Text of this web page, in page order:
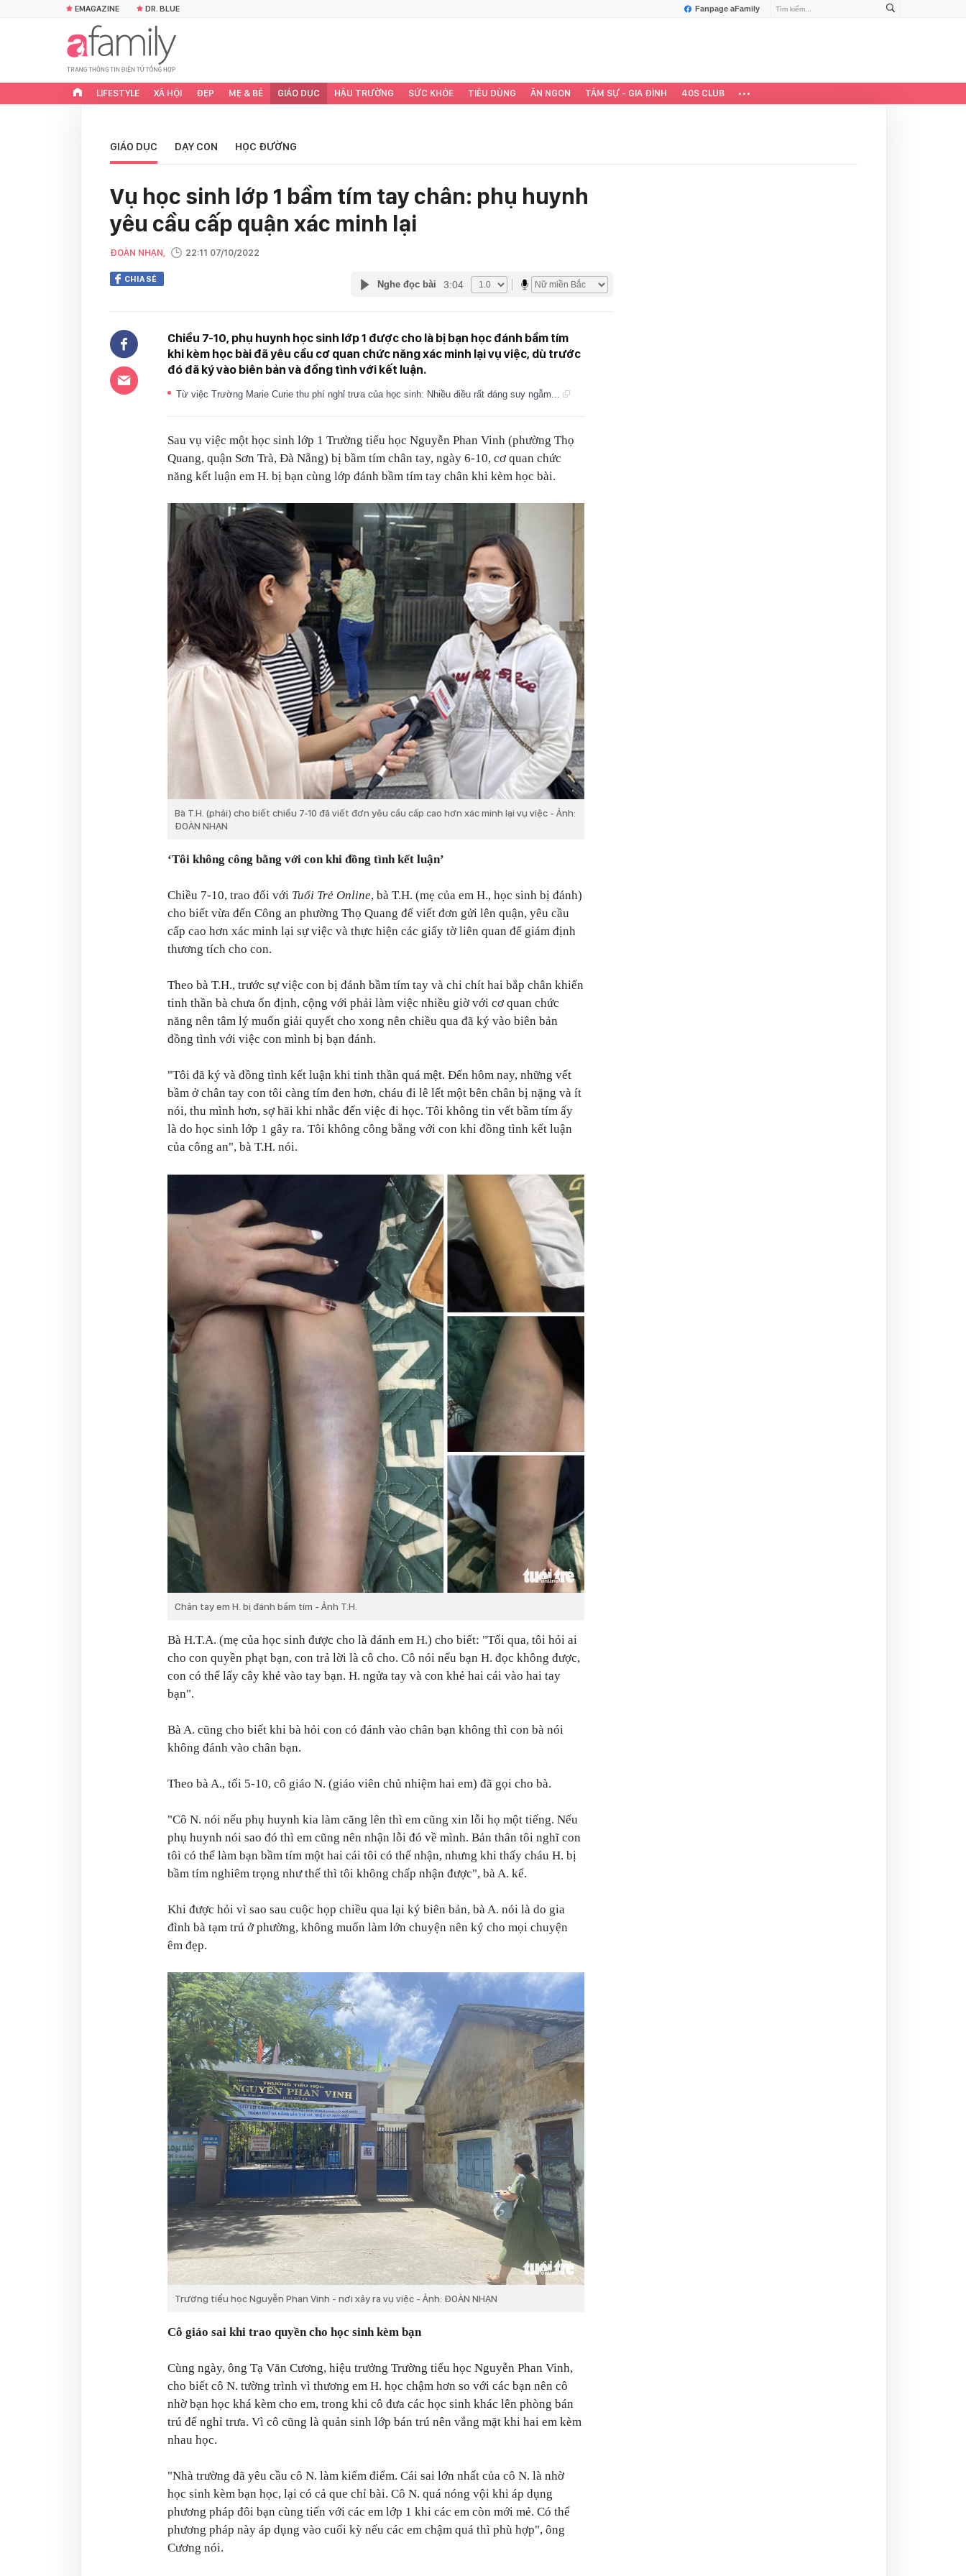
Fanpage aFamily
EMAGAZINE DR. BLUE
LIFESTYLE XÃ HỘI ĐẸP MẸ & BÉ GIÁO DỤC HẬU TRƯỜNG SỨC KHỎE TIÊU DÙNG ĂN NGON TÂM SỰ - GIA ĐÌNH 40S CLUB
GIÁO DỤC DẠY CON HỌC ĐƯỜNG
Vụ học sinh lớp 1 bầm tím tay chân: phụ huynh
yêu cầu cấp quận xác minh lại
ĐOÀN NHẠN, 22:11 07/10/2022
CHIA SẺ Nghe đọc bài 3:04
Chiều 7-10, phụ huynh học sinh lớp 1 được cho là bị bạn học đánh bầm tím
khi kèm học bài đã yêu cầu cơ quan chức năng xác minh lại vụ việc, dù trước
đó đã ký vào biên bản và đồng tình với kết luận.
Từ việc Trường Marie Curie thu phí nghỉ trưa của học sinh: Nhiều điều rất đáng suy ngẫm...
Sau vụ việc một học sinh lớp 1 Trường tiểu học Nguyễn Phan Vinh (phường Thọ
Quang, quận Sơn Trà, Đà Nẵng) bị bầm tím chân tay, ngày 6-10, cơ quan chức
năng kết luận em H. bị bạn cùng lớp đánh bầm tím tay chân khi kèm học bài.
Bà T.H. (phải) cho biết chiều 7-10 đã viết đơn yêu cầu cấp cao hơn xác minh lại vụ việc - Ảnh:
ĐOÀN NHẠN
‘Tôi không công bằng với con khi đồng tình kết luận’
Chiều 7-10, trao đổi với Tuổi Trẻ Online, bà T.H. (mẹ của em H., học sinh bị đánh)
cho biết vừa đến Công an phường Thọ Quang để viết đơn gửi lên quận, yêu cầu
cấp cao hơn xác minh lại sự việc và thực hiện các giấy tờ liên quan để giám định
thương tích cho con.
Theo bà T.H., trước sự việc con bị đánh bầm tím tay và chi chít hai bắp chân khiến
tinh thần bà chưa ổn định, cộng với phải làm việc nhiều giờ với cơ quan chức
năng nên tâm lý muốn giải quyết cho xong nên chiều qua đã ký vào biên bản
đồng tình với việc con mình bị bạn đánh.
"Tôi đã ký và đồng tình kết luận khi tinh thần quá mệt. Đến hôm nay, những vết
bầm ở chân tay con tôi càng tím đen hơn, cháu đi lê lết một bên chân bị nặng và ít
nói, thu mình hơn, sợ hãi khi nhắc đến việc đi học. Tôi không tin vết bầm tím ấy
là do học sinh lớp 1 gây ra. Tôi không công bằng với con khi đồng tình kết luận
của công an", bà T.H. nói.
Chân tay em H. bị đánh bầm tím - Ảnh T.H.
Bà H.T.A. (mẹ của học sinh được cho là đánh em H.) cho biết: "Tối qua, tôi hỏi ai
cho con quyền phạt bạn, con trả lời là cô cho. Cô nói nếu bạn H. đọc không được,
con có thể lấy cây khẻ vào tay bạn. H. ngửa tay và con khẻ hai cái vào hai tay
bạn".
Bà A. cũng cho biết khi bà hỏi con có đánh vào chân bạn không thì con bà nói
không đánh vào chân bạn.
Theo bà A., tối 5-10, cô giáo N. (giáo viên chủ nhiệm hai em) đã gọi cho bà.
"Cô N. nói nếu phụ huynh kia làm căng lên thì em cũng xin lỗi họ một tiếng. Nếu
phụ huynh nói sao đó thì em cũng nên nhận lỗi đó về mình. Bản thân tôi nghĩ con
tôi có thể làm bạn bầm tím một hai cái tôi có thể nhận, nhưng khi thấy cháu H. bị
bầm tím nghiêm trọng như thế thì tôi không chấp nhận được", bà A. kể.
Khi được hỏi vì sao sau cuộc họp chiều qua lại ký biên bản, bà A. nói là do gia
đình bà tạm trú ở phường, không muốn làm lớn chuyện nên ký cho mọi chuyện
êm đẹp.
Trường tiểu học Nguyễn Phan Vinh - nơi xảy ra vụ việc - Ảnh: ĐOÀN NHẠN
Cô giáo sai khi trao quyền cho học sinh kèm bạn
Cùng ngày, ông Tạ Văn Cương, hiệu trưởng Trường tiểu học Nguyễn Phan Vinh,
cho biết cô N. tường trình vì thương em H. học chậm hơn so với các bạn nên cô
nhờ bạn học khá kèm cho em, trong khi cô đưa các học sinh khác lên phòng bán
trú để nghỉ trưa. Vì cô cũng là quản sinh lớp bán trú nên vắng mặt khi hai em kèm
nhau học.
"Nhà trường đã yêu cầu cô N. làm kiểm điểm. Cái sai lớn nhất của cô N. là nhờ
học sinh kèm bạn học, lại có cả que chỉ bài. Cô N. quá nóng vội khi áp dụng
phương pháp đôi bạn cùng tiến với các em lớp 1 khi các em còn mới mẻ. Có thể
phương pháp này áp dụng vào cuối kỳ nếu các em chậm quá thì phù hợp", ông
Cương nói.